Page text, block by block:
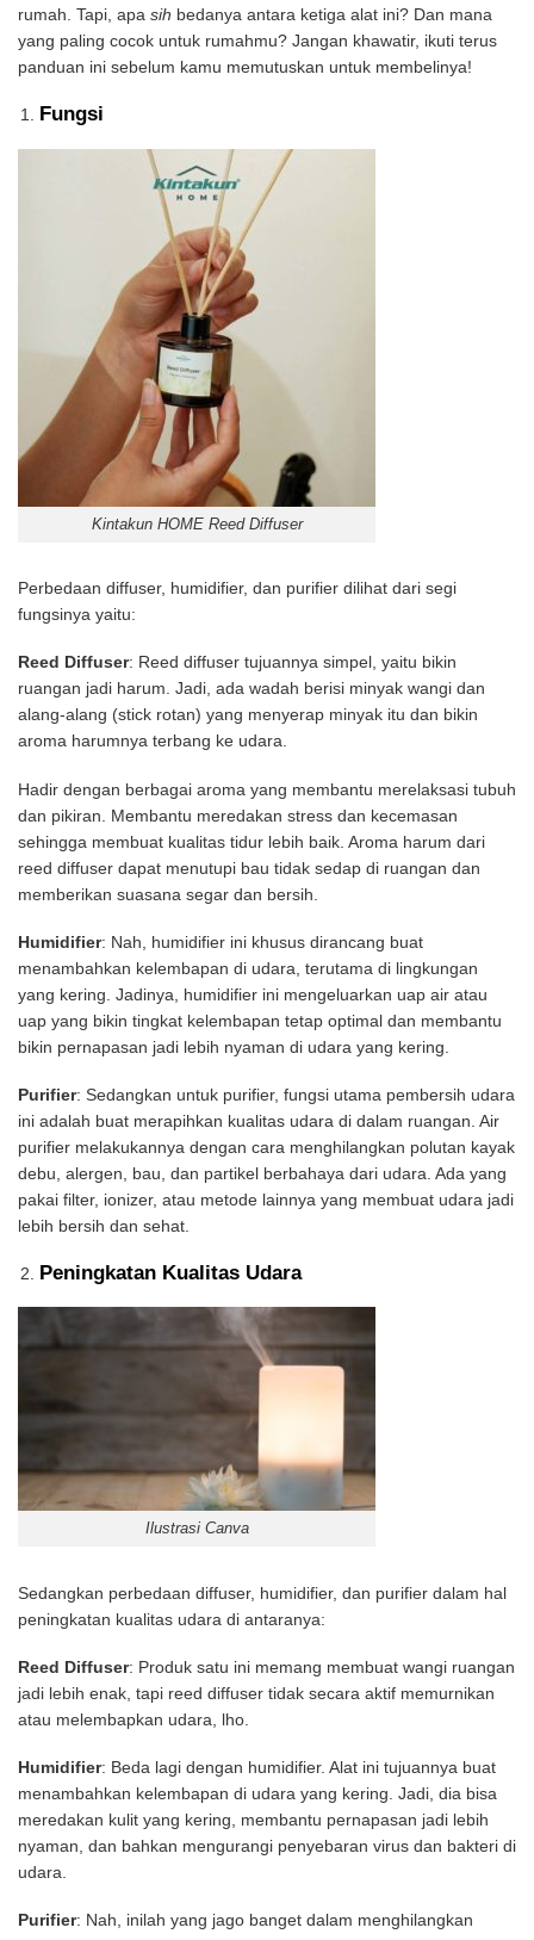
rumah. Tapi, apa sih bedanya antara ketiga alat ini? Dan mana
yang paling cocok untuk rumahmu? Jangan khawatir, ikuti terus
panduan ini sebelum kamu memutuskan untuk membelinya!
Fungsi
Kintakun HOME Reed Diffuser
Perbedaan diffuser, humidifier, dan purifier dilihat dari segi
fungsinya yaitu:
Reed Diffuser: Reed diffuser tujuannya simpel, yaitu bikin
ruangan jadi harum. Jadi, ada wadah berisi minyak wangi dan
alang-alang (stick rotan) yang menyerap minyak itu dan bikin
aroma harumnya terbang ke udara.
Hadir dengan berbagai aroma yang membantu merelaksasi tubuh
dan pikiran. Membantu meredakan stress dan kecemasan
sehingga membuat kualitas tidur lebih baik. Aroma harum dari
reed diffuser dapat menutupi bau tidak sedap di ruangan dan
memberikan suasana segar dan bersih.
Humidifier: Nah, humidifier ini khusus dirancang buat
menambahkan kelembapan di udara, terutama di lingkungan
yang kering. Jadinya, humidifier ini mengeluarkan uap air atau
uap yang bikin tingkat kelembapan tetap optimal dan membantu
bikin pernapasan jadi lebih nyaman di udara yang kering.
Purifier: Sedangkan untuk purifier, fungsi utama pembersih udara
ini adalah buat merapihkan kualitas udara di dalam ruangan. Air
purifier melakukannya dengan cara menghilangkan polutan kayak
debu, alergen, bau, dan partikel berbahaya dari udara. Ada yang
pakai filter, ionizer, atau metode lainnya yang membuat udara jadi
lebih bersih dan sehat.
Peningkatan Kualitas Udara
Ilustrasi Canva
Sedangkan perbedaan diffuser, humidifier, dan purifier dalam hal
peningkatan kualitas udara di antaranya:
Reed Diffuser: Produk satu ini memang membuat wangi ruangan
jadi lebih enak, tapi reed diffuser tidak secara aktif memurnikan
atau melembapkan udara, lho.
Humidifier: Beda lagi dengan humidifier. Alat ini tujuannya buat
menambahkan kelembapan di udara yang kering. Jadi, dia bisa
meredakan kulit yang kering, membantu pernapasan jadi lebih
nyaman, dan bahkan mengurangi penyebaran virus dan bakteri di
udara.
Purifier: Nah, inilah yang jago banget dalam menghilangkan